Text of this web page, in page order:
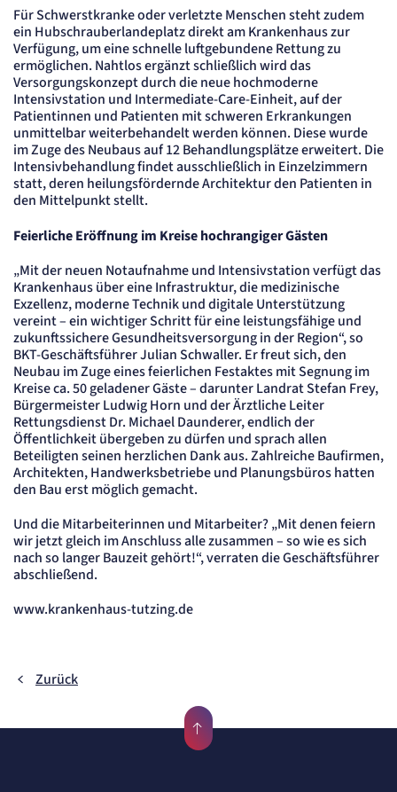
Für Schwerstkranke oder verletzte Menschen steht zudem
ein Hubschrauberlandeplatz direkt am Krankenhaus zur
Verfügung, um eine schnelle luftgebundene Rettung zu
ermöglichen. Nahtlos ergänzt schließlich wird das
Versorgungskonzept durch die neue hochmoderne
Intensivstation und Intermediate-Care-Einheit, auf der
Patientinnen und Patienten mit schweren Erkrankungen
unmittelbar weiterbehandelt werden können. Diese wurde
im Zuge des Neubaus auf 12 Behandlungsplätze erweitert. Die
Intensivbehandlung findet ausschließlich in Einzelzimmern
statt, deren heilungsfördernde Architektur den Patienten in
den Mittelpunkt stellt.
Feierliche Eröffnung im Kreise hochrangiger Gästen
„Mit der neuen Notaufnahme und Intensivstation verfügt das
Krankenhaus über eine Infrastruktur, die medizinische
Exzellenz, moderne Technik und digitale Unterstützung
vereint – ein wichtiger Schritt für eine leistungsfähige und
zukunftssichere Gesundheitsversorgung in der Region“, so
BKT-Geschäftsführer Julian Schwaller. Er freut sich, den
Neubau im Zuge eines feierlichen Festaktes mit Segnung im
Kreise ca. 50 geladener Gäste – darunter Landrat Stefan Frey,
Bürgermeister Ludwig Horn und der Ärztliche Leiter
Rettungsdienst Dr. Michael Daunderer, endlich der
Öffentlichkeit übergeben zu dürfen und sprach allen
Beteiligten seinen herzlichen Dank aus. Zahlreiche Baufirmen,
Architekten, Handwerksbetriebe und Planungsbüros hatten
den Bau erst möglich gemacht.
Und die Mitarbeiterinnen und Mitarbeiter? „Mit denen feiern
wir jetzt gleich im Anschluss alle zusammen – so wie es sich
nach so langer Bauzeit gehört!“, verraten die Geschäftsführer
abschließend.
www.krankenhaus-tutzing.de
Zurück
Cookie Laufzeit:
24 Std.
STELLENANGEBOTE
SmartRecruiters
Name:
OptanonConsent, datadome, __cf_bm u.A.
Anbieter:
SmartRecruiters GmbH
Zweck:
Speichert die ausgewählten Filter-Eigenschaften des Benutzers, um die entsprechenden
Cookie Laufzeit: